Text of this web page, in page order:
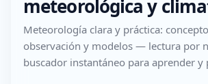
meteorológica y
Meteorología clara y práctica:
observación y modelos — lectura por
buscador instantáneo para aprender y